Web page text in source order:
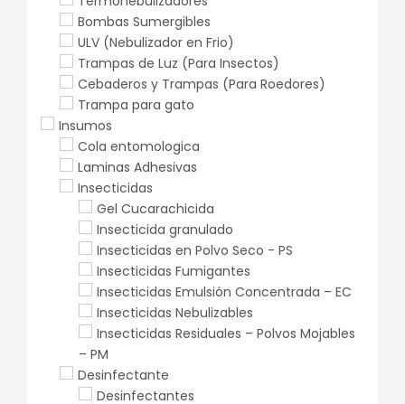
Bombas Sumergibles
ULV (Nebulizador en Frio)
Trampas de Luz (Para Insectos)
Cebaderos y Trampas (Para Roedores)
Trampa para gato
Insumos
Cola entomologica
Laminas Adhesivas
Insecticidas
Gel Cucarachicida
Insecticida granulado
Insecticidas en Polvo Seco - PS
Insecticidas Fumigantes
Insecticidas Emulsión Concentrada – EC
Insecticidas Nebulizables
Insecticidas Residuales – Polvos Mojables
– PM
Desinfectante
Desinfectantes